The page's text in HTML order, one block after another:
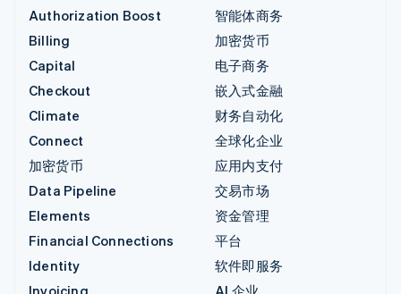
Authorization Boost
Billing
Capital
Checkout
Climate
Connect
加密货币
Data Pipeline
Elements
Financial Connections
Identity
Invoicing
智能体商务
加密货币
电子商务
嵌入式金融
财务自动化
全球化企业
应用内支付
交易市场
资金管理
平台
软件即服务
AI 企业